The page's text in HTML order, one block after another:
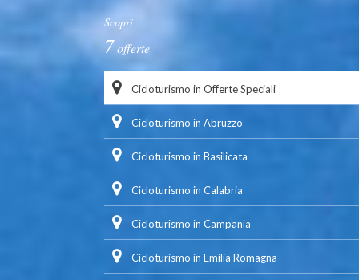
Scopri
7offerte
Cicloturismo in Offerte Speciali
Cicloturismo in Abruzzo
Cicloturismo in Basilicata
Cicloturismo in Calabria
Cicloturismo in Campania
Cicloturismo in Emilia Romagna